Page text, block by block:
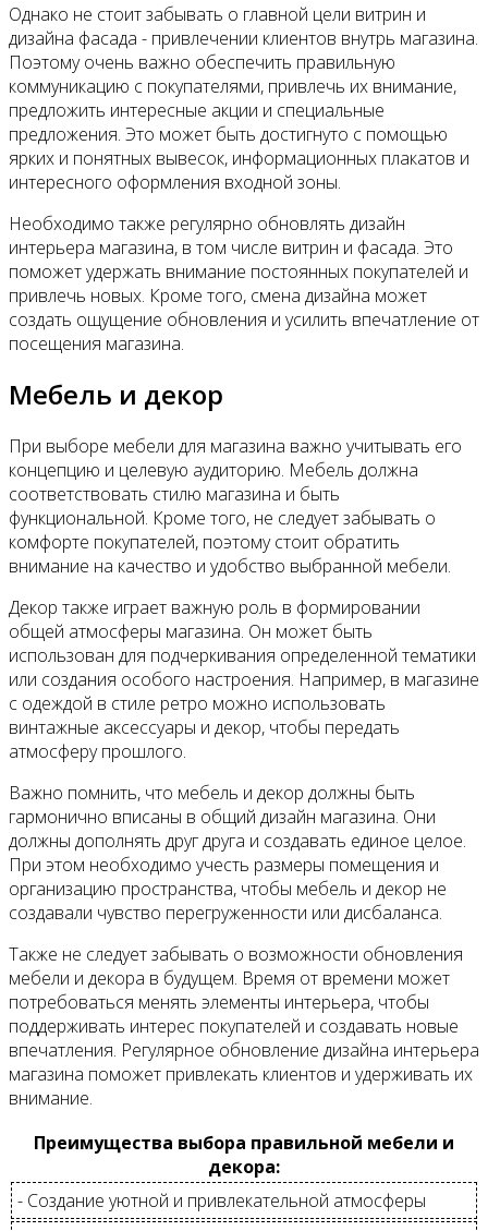
Однако не стоит забывать о главной цели витрин и
дизайна фасада - привлечении клиентов внутрь магазина.
Поэтому очень важно обеспечить правильную
коммуникацию с покупателями, привлечь их внимание,
предложить интересные акции и специальные
предложения. Это может быть достигнуто с помощью
ярких и понятных вывесок, информационных плакатов и
интересного оформления входной зоны.
Необходимо также регулярно обновлять дизайн
интерьера магазина, в том числе витрин и фасада. Это
поможет удержать внимание постоянных покупателей и
привлечь новых. Кроме того, смена дизайна может
создать ощущение обновления и усилить впечатление от
посещения магазина.
Мебель и декор
При выборе мебели для магазина важно учитывать его
концепцию и целевую аудиторию. Мебель должна
соответствовать стилю магазина и быть
функциональной. Кроме того, не следует забывать о
комфорте покупателей, поэтому стоит обратить
внимание на качество и удобство выбранной мебели.
Декор также играет важную роль в формировании
общей атмосферы магазина. Он может быть
использован для подчеркивания определенной тематики
или создания особого настроения. Например, в магазине
с одеждой в стиле ретро можно использовать
винтажные аксессуары и декор, чтобы передать
атмосферу прошлого.
Важно помнить, что мебель и декор должны быть
гармонично вписаны в общий дизайн магазина. Они
должны дополнять друг друга и создавать единое целое.
При этом необходимо учесть размеры помещения и
организацию пространства, чтобы мебель и декор не
создавали чувство перегруженности или дисбаланса.
Также не следует забывать о возможности обновления
мебели и декора в будущем. Время от времени может
потребоваться менять элементы интерьера, чтобы
поддерживать интерес покупателей и создавать новые
впечатления. Регулярное обновление дизайна интерьера
магазина поможет привлекать клиентов и удерживать их
внимание.
Преимущества выбора правильной мебели и
декора:
- Создание уютной и привлекательной атмосферы